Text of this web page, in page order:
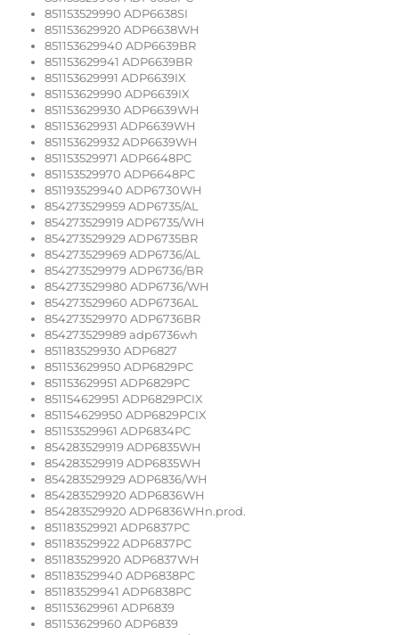
851153529990 ADP6638SI
851153629920 ADP6638WH
851153629940 ADP6639BR
851153629941 ADP6639BR
851153629991 ADP6639IX
851153629990 ADP6639IX
851153629930 ADP6639WH
851153629931 ADP6639WH
851153629932 ADP6639WH
851153529971 ADP6648PC
851153529970 ADP6648PC
851193529940 ADP6730WH
854273529959 ADP6735/AL
854273529919 ADP6735/WH
854273529929 ADP6735BR
854273529969 ADP6736/AL
854273529979 ADP6736/BR
854273529980 ADP6736/WH
854273529960 ADP6736AL
854273529970 ADP6736BR
854273529989 adp6736wh
851183529930 ADP6827
851153629950 ADP6829PC
851153629951 ADP6829PC
851154629951 ADP6829PCIX
851154629950 ADP6829PCIX
851153529961 ADP6834PC
854283529919 ADP6835WH
854283529919 ADP6835WH
854283529929 ADP6836/WH
854283529920 ADP6836WH
854283529920 ADP6836WHn.prod.
851183529921 ADP6837PC
851183529922 ADP6837PC
851183529920 ADP6837WH
851183529940 ADP6838PC
851183529941 ADP6838PC
851153629961 ADP6839
851153629960 ADP6839